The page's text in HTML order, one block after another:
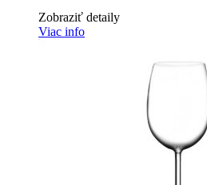
Zobraziť detaily
Viac info